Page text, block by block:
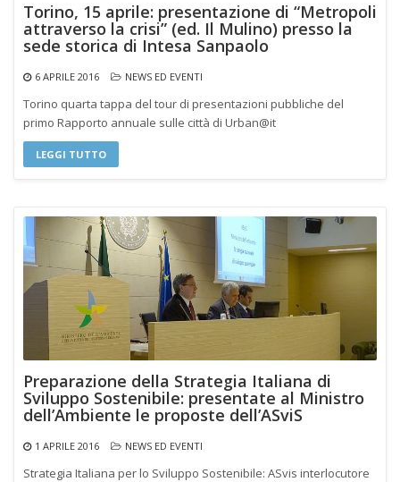
Torino, 15 aprile: presentazione di “Metropoli
attraverso la crisi” (ed. Il Mulino) presso la
sede storica di Intesa Sanpaolo
6 APRILE 2016 NEWS ED EVENTI
Torino quarta tappa del tour di presentazioni pubbliche del
primo Rapporto annuale sulle città di Urban@it
LEGGI TUTTO
Preparazione della Strategia Italiana di
Sviluppo Sostenibile: presentate al Ministro
dell’Ambiente le proposte dell’ASviS
1 APRILE 2016 NEWS ED EVENTI
Strategia Italiana per lo Sviluppo Sostenibile: ASvis interlocutore